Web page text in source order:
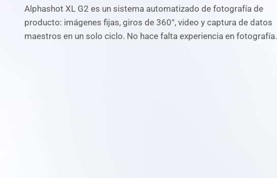
Alphashot XL G2 es un sistema automatizado de fotografía de
producto: imágenes fijas, giros de 360°, video y captura de datos
maestros en un solo ciclo. No hace falta experiencia en fotografía.